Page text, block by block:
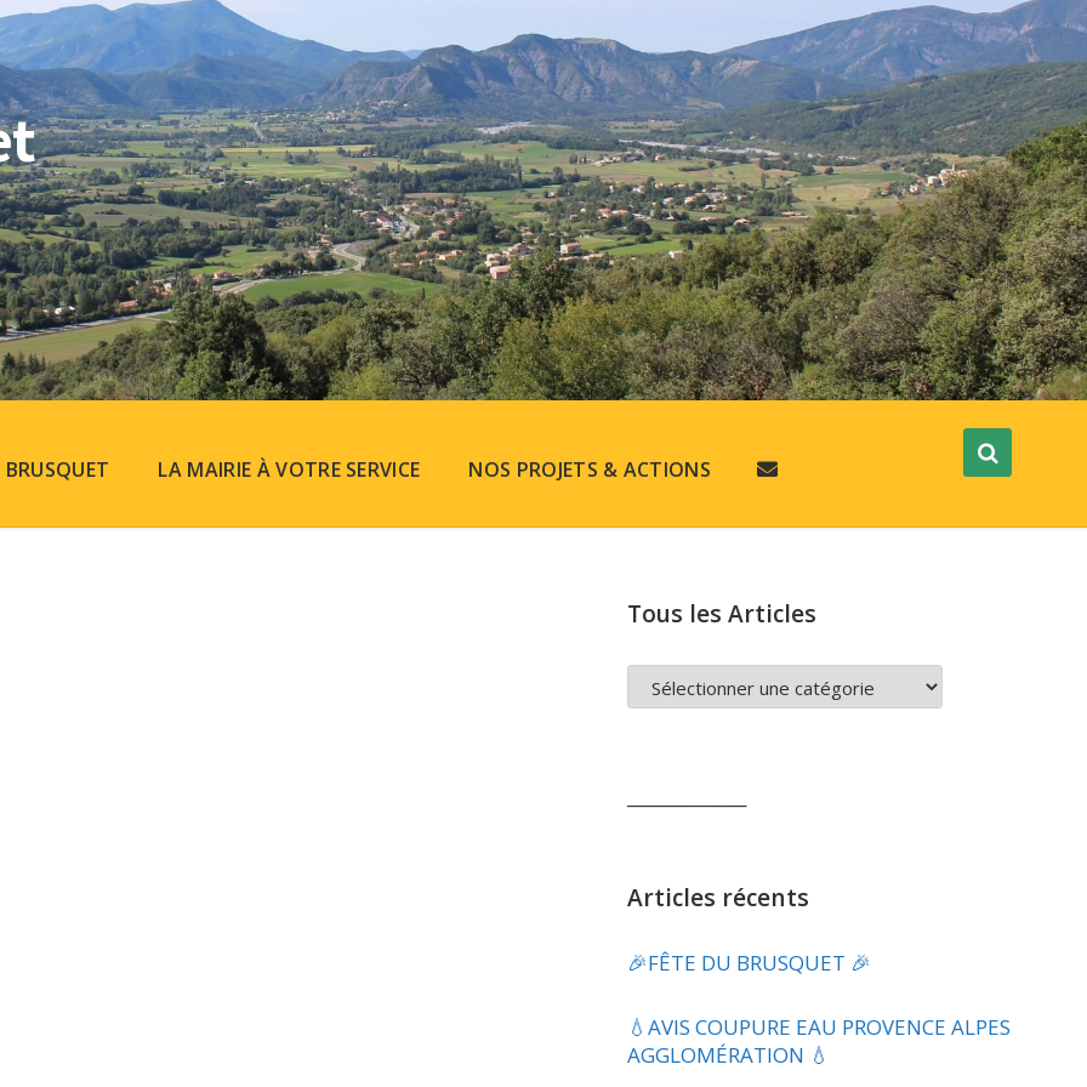
LA MAIRIE À VOTRE SERVICE NOS PROJETS & ACTIONS
Tous les Articles
TOUS
LES
Articles récents
🎉FÊTE DU BRUSQUET 🎉
💧​AVIS COUPURE EAU PROVENCE ALPES
AGGLOMÉRATION 💧